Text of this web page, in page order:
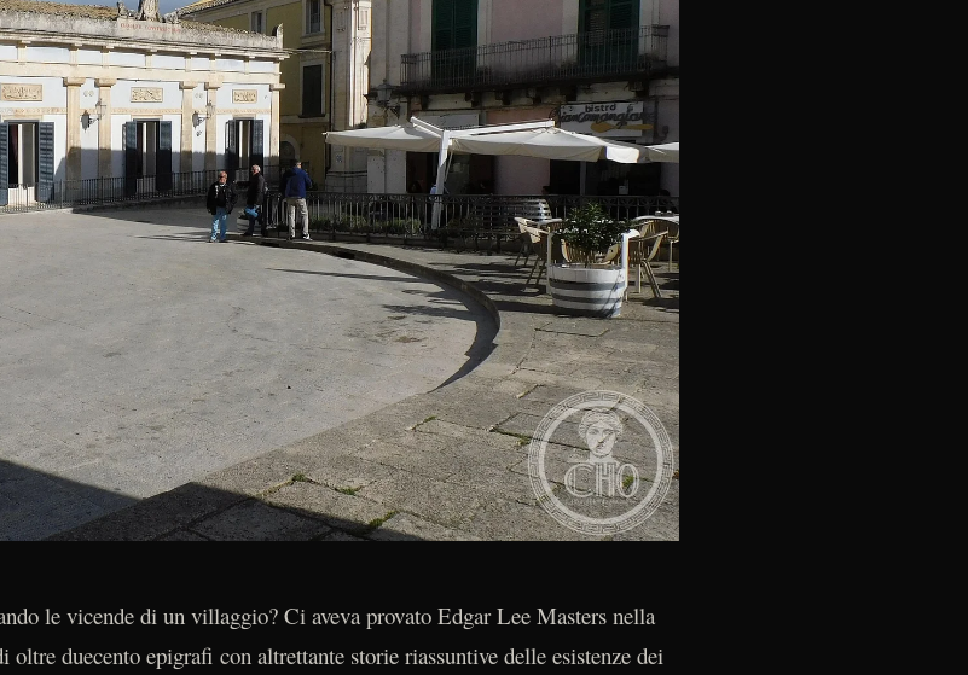
le vicende di un villaggio? Ci aveva provato Edgar Lee Masters nella
duecento epigrafi con altrettante storie riassuntive delle esistenze dei